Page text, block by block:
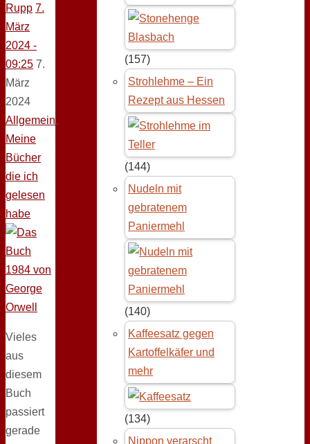
Rupp 7.
März
2024 -
09:25 7.
März
2024
Allgemein,
Meine
Bücher
die ich
gelesen
habe
Vieles
aus
diesem
Buch
passiert
gerade
(157)
Strohlehme – Ein
Rezept aus Hessen
(144)
Nudeln mit
gebratenem
Paniermehl
(140)
Kaffeesatz gegen
Kartoffelkäfer und
mehr
(134)
Nippon verarscht